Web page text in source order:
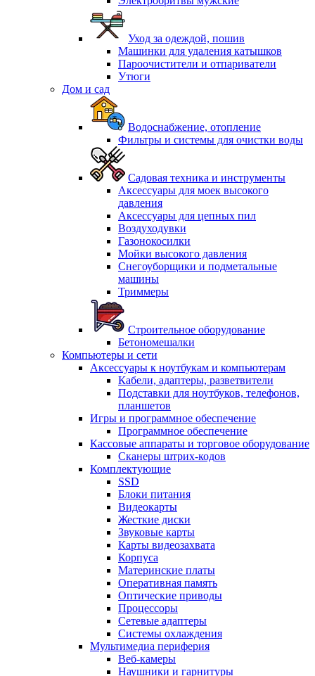
Уход за одеждой, пошив
Машинки для удаления катышков
Пароочистители и отпариватели
Утюги
Дом и сад
Водоснабжение, отопление
Фильтры и системы для очистки воды
Садовая техника и инструменты
Аксессуары для моек высокого
давления
Аксессуары для цепных пил
Воздуходувки
Газонокосилки
Мойки высокого давления
Снегоуборщики и подметальные
машины
Триммеры
Строительное оборудование
Бетономешалки
Компьютеры и сети
Аксессуары к ноутбукам и компьютерам
Кабели, адаптеры, разветвители
Подставки для ноутбуков, телефонов,
планшетов
Игры и программное обеспечение
Программное обеспечение
Кассовые аппараты и торговое оборудование
Сканеры штрих-кодов
Комплектующие
SSD
Блоки питания
Видеокарты
Жесткие диски
Звуковые карты
Карты видеозахвата
Корпуса
Материнские платы
Оперативная память
Оптические приводы
Процессоры
Сетевые адаптеры
Системы охлаждения
Мультимедиа периферия
Веб-камеры
Наушники и гарнитуры